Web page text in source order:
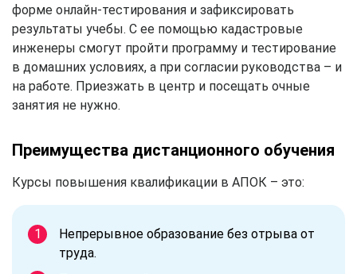
форме онлайн-тестирования и зафиксировать
результаты учебы. С ее помощью кадастровые
инженеры смогут пройти программу и тестирование
в домашних условиях, а при согласии руководства – и
на работе. Приезжать в центр и посещать очные
занятия не нужно.
Преимущества дистанционного обучения
Курсы повышения квалификации в АПОК – это:
Непрерывное образование без отрыва от
труда.